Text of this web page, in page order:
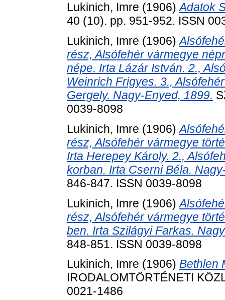
Lukinich, Imre (1906)Adatok
40 (10). pp. 951-952. ISSN
Lukinich, Imre (1906)
rész, Alsófehér vármegye
népe. Irta Lázár István. 2.,
Weinrich Frigyes. 3.,
Gergely. Nagy-Enyed, 1899.
0039-8098
Lukinich, Imre (1906)
rész, Alsófehér vármegye
Irta Herepey Károly. 2.,
korban. Irta Cserni Béla.
846-847. ISSN 0039-8098
Lukinich, Imre (1906)
rész, Alsófehér vármegye
ben. Irta Szilágyi Farkas.
848-851. ISSN 0039-8098
Lukinich, Imre (1906) Bethlen
IRODALOMTÖRTÉNETI
0021-1486